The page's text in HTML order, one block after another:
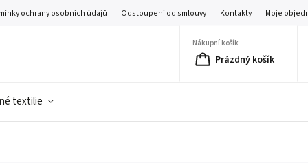
ochrany osobních údajů Odstoupení od smlouvy Kontakty Moje
Nákupní košík
Prázdný košík
textilie